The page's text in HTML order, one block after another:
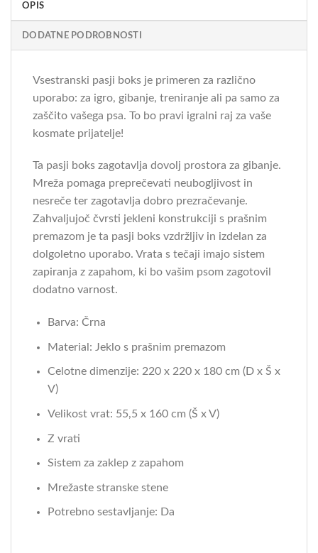
OPIS
DODATNE PODROBNOSTI
Vsestranski pasji boks je primeren za različno
uporabo: za igro, gibanje, treniranje ali pa samo za
zaščito vašega psa. To bo pravi igralni raj za vaše
kosmate prijatelje!
Ta pasji boks zagotavlja dovolj prostora za gibanje.
Mreža pomaga preprečevati neubogljivost in
nesreče ter zagotavlja dobro prezračevanje.
Zahvaljujoč čvrsti jekleni konstrukciji s prašnim
premazom je ta pasji boks vzdržljiv in izdelan za
dolgoletno uporabo. Vrata s tečaji imajo sistem
zapiranja z zapahom, ki bo vašim psom zagotovil
dodatno varnost.
Barva: Črna
Material: Jeklo s prašnim premazom
Celotne dimenzije: 220 x 220 x 180 cm (D x Š x
V)
Velikost vrat: 55,5 x 160 cm (Š x V)
Z vrati
Sistem za zaklep z zapahom
Mrežaste stranske stene
Potrebno sestavljanje: Da